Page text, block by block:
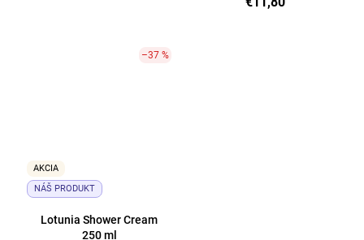
AKCIA
NÁŠ PRODUKT
–37 %
Lotunia Shower Cream
250 ml